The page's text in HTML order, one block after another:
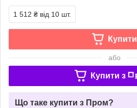
1 512 ₴ від 10 шт.
Купити
або
Купити з
Що таке купити з Пром?